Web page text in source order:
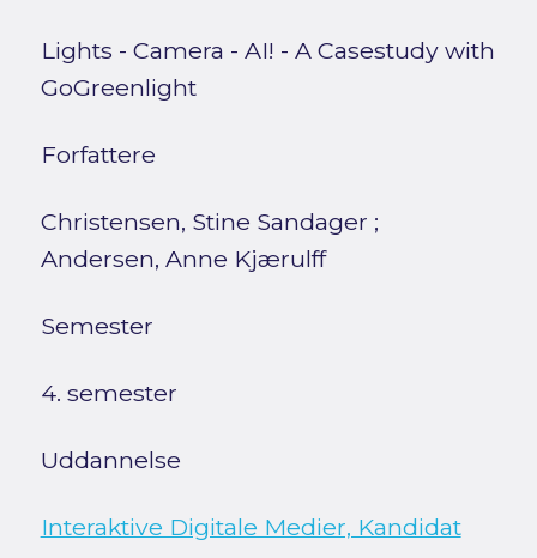
Lights - Camera - AI! - A Casestudy with
GoGreenlight
Forfattere
Christensen, Stine Sandager ;
Andersen, Anne Kjærulff
Semester
4. semester
Uddannelse
Interaktive Digitale Medier, Kandidat